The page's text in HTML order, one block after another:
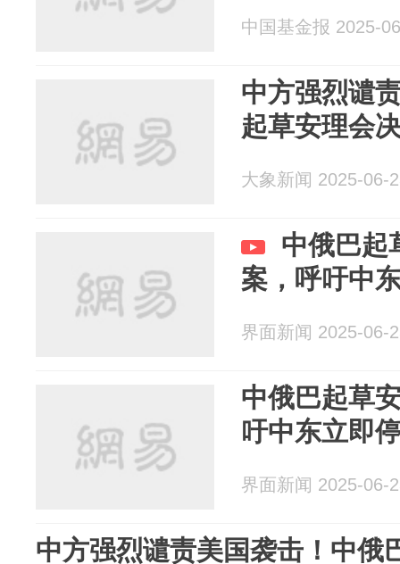
中国基金报 2025-
中方强烈谴
起草安理会
大象新闻 2025-06-
中俄巴起
案，呼吁中
界面新闻 2025-06-
中俄巴起草
吁中东立即
界面新闻 2025-06-
中方强烈谴责美国袭击！中俄